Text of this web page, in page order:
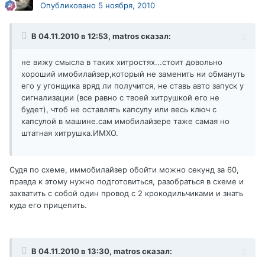
Опубликовано 5 ноября, 2010
В 04.11.2010 в 12:53, matros сказал:
не вижу смысла в таких хитростях...стоит довольно
хороший имобилайзер,который не заменить ни обмануть
его у угонщика вряд ли получится, не ставь авто запуск у
сигнализации (все равно с твоей хитрушкой его не
будет), чтоб не оставлять капсулу или весь ключ с
капсулой в машине.сам имобилайзере таже самая но
штатная хитрушка.ИМХО.
Судя по схеме, иммобилайзер обойти можно секунд за 60,
правда к этому нужно подготовиться, разобраться в схеме и
захватить с собой один провод с 2 крокодильчиками и знать
куда его прицепить.
В 04.11.2010 в 13:30, matros сказал: